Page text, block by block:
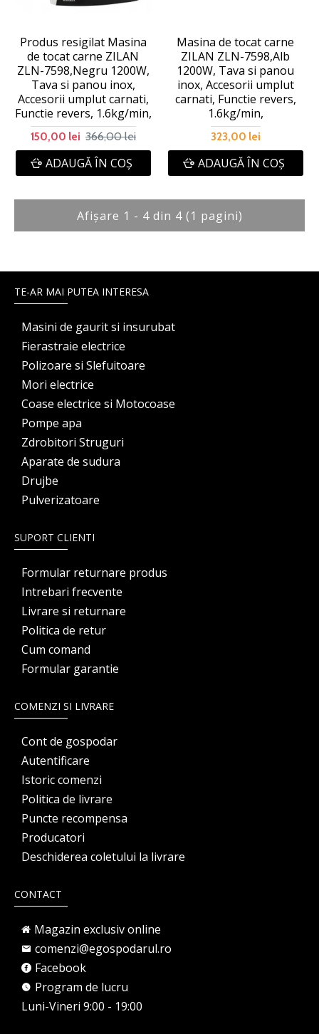
Produs resigilat Masina
de tocat carne ZILAN
ZLN-7598,Negru 1200W,
Tava si panou inox,
Accesorii umplut carnati,
Functie revers, 1.6kg/min,
150,00 lei 366,00 lei
ADAUGĂ ÎN COŞ
Masina de tocat carne
ZILAN ZLN-7598,Alb
1200W, Tava si panou
inox, Accesorii umplut
carnati, Functie revers,
1.6kg/min,
323,00 lei
ADAUGĂ ÎN COŞ
Afişare 1 - 4 din 4 (1 pagini)
TE-AR MAI PUTEA INTERESA
Masini de gaurit si insurubat
Fierastraie electrice
Polizoare si Slefuitoare
Mori electrice
Coase electrice si Motocoase
Pompe apa
Zdrobitori Struguri
Aparate de sudura
Drujbe
Pulverizatoare
SUPORT CLIENTI
Formular returnare produs
Intrebari frecvente
Livrare si returnare
Politica de retur
Cum comand
Formular garantie
COMENZI SI LIVRARE
Cont de gospodar
Autentificare
Istoric comenzi
Politica de livrare
Puncte recompensa
Producatori
Deschiderea coletului la livrare
CONTACT
Magazin exclusiv online
comenzi@egospodarul.ro
Facebook
Program de lucru
Luni-Vineri 9:00 - 19:00